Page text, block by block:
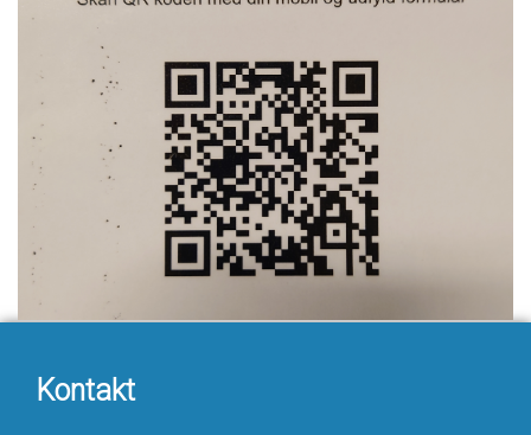
Kontakt